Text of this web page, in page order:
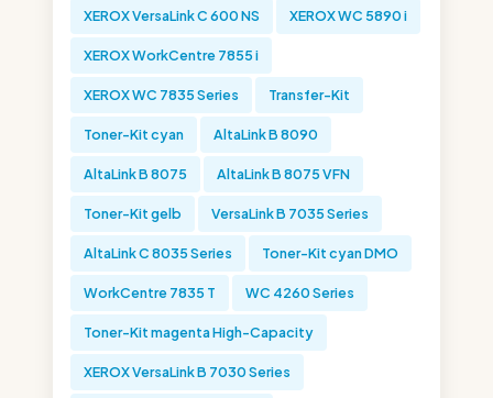
XEROX VersaLink C 600 NS XEROX WC 5890 i
XEROX WorkCentre 7855 i
XEROX WC 7835 Series Transfer-Kit
Toner-Kit cyan AltaLink B 8090
AltaLink B 8075 AltaLink B 8075 VFN
Toner-Kit gelb VersaLink B 7035 Series
AltaLink C 8035 Series Toner-Kit cyan DMO
WorkCentre 7835 T WC 4260 Series
Toner-Kit magenta High-Capacity
XEROX VersaLink B 7030 Series